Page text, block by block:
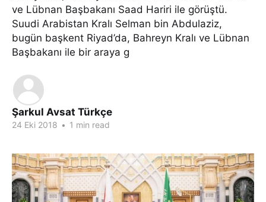
ve Lübnan Başbakanı Saad Hariri ile görüştü.
Suudi Arabistan Kralı Selman bin Abdulaziz,
bugün başkent Riyad’da, Bahreyn Kralı ve Lübnan
Başbakanı ile bir araya g
Şarkul Avsat Türkçe
24 Eki 2018 • 1 min read